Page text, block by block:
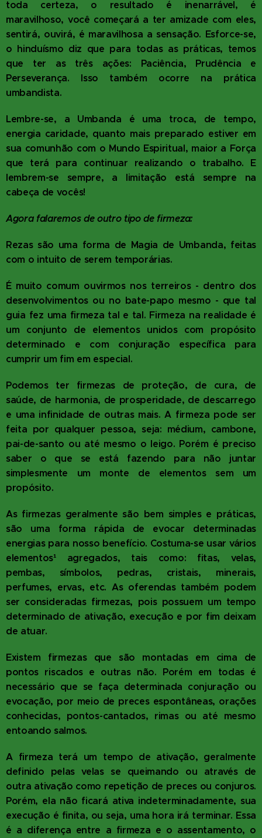
toda certeza, o resultado é inenarrável, é
maravilhoso, você começará a ter amizade com eles,
sentirá, ouvirá, é maravilhosa a sensação. Esforce-se,
o hinduísmo diz que para todas as práticas, temos
que ter as três ações: Paciência, Prudência e
Perseverança. Isso também ocorre na prática
umbandista.
Lembre-se, a Umbanda é uma troca, de tempo,
energia caridade, quanto mais preparado estiver em
sua comunhão com o Mundo Espiritual, maior a Força
que terá para continuar realizando o trabalho. E
lembrem-se sempre, a limitação está sempre na
cabeça de vocês!
Agora falaremos de outro tipo de firmeza:
Rezas são uma forma de Magia de Umbanda, feitas
com o intuito de serem temporárias.
É muito comum ouvirmos nos terreiros - dentro dos
desenvolvimentos ou no bate-papo mesmo - que tal
guia fez uma firmeza tal e tal. Firmeza na realidade é
um conjunto de elementos unidos com propósito
determinado e com conjuração específica para
cumprir um fim em especial.
Podemos ter firmezas de proteção, de cura, de
saúde, de harmonia, de prosperidade, de descarrego
e uma infinidade de outras mais. A firmeza pode ser
feita por qualquer pessoa, seja: médium, cambone,
pai-de-santo ou até mesmo o leigo. Porém é preciso
saber o que se está fazendo para não juntar
simplesmente um monte de elementos sem um
propósito.
As firmezas geralmente são bem simples e práticas,
são uma forma rápida de evocar determinadas
energias para nosso benefício. Costuma-se usar vários
elementos¹ agregados, tais como: fitas, velas,
pembas, símbolos, pedras, cristais, minerais,
perfumes, ervas, etc. As oferendas também podem
ser consideradas firmezas, pois possuem um tempo
determinado de ativação, execução e por fim deixam
de atuar.
Existem firmezas que são montadas em cima de
pontos riscados e outras não. Porém em todas é
necessário que se faça determinada conjuração ou
evocação, por meio de preces espontâneas, orações
conhecidas, pontos-cantados, rimas ou até mesmo
entoando salmos.
A firmeza terá um tempo de ativação, geralmente
definido pelas velas se queimando ou através de
outra ativação como repetição de preces ou conjuros.
Porém, ela não ficará ativa indeterminadamente, sua
execução é finita, ou seja, uma hora irá terminar. Essa
é a diferença entre a firmeza e o assentamento, o